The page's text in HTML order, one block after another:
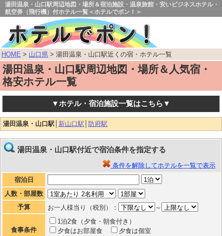
湯田温泉・山口駅周辺地図・場所＆宿泊施設・温泉旅館・安いビジネスホテル・
航空券（飛行機）付ホテル一覧＜ホテルでポン！＞
HOME > 山口県 > 湯田温泉・山口駅近くの宿・ホテル一覧
湯田温泉・山口駅周辺地図・場所＆人気宿・
格安ホテル一覧
▼ホテル・宿泊施設一覧はこちら▼
湯田温泉・山口駅 新山口駅 防府駅
湯田温泉・山口駅付近で宿泊条件を指定する
条件を解除してホテルを一覧で表示
宿泊日
人数・部屋数
予算
お一人様当り（税別）： ～
食事条件
1泊2食（夕食・朝食付き）
夕食はお部屋食
夕食は個室